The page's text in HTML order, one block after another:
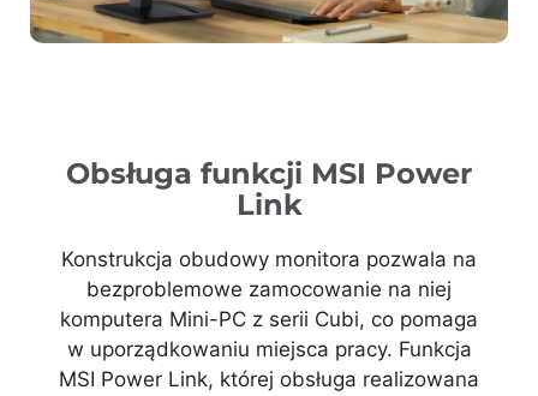
Obsługa funkcji MSI Power
Link
Konstrukcja obudowy monitora pozwala na
bezproblemowe zamocowanie na niej
komputera Mini-PC z serii Cubi, co pomaga
w uporządkowaniu miejsca pracy. Funkcja
MSI Power Link, której obsługa realizowana